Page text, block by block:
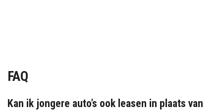
FAQ
Kan ik jongere auto’s ook leasen in plaats van